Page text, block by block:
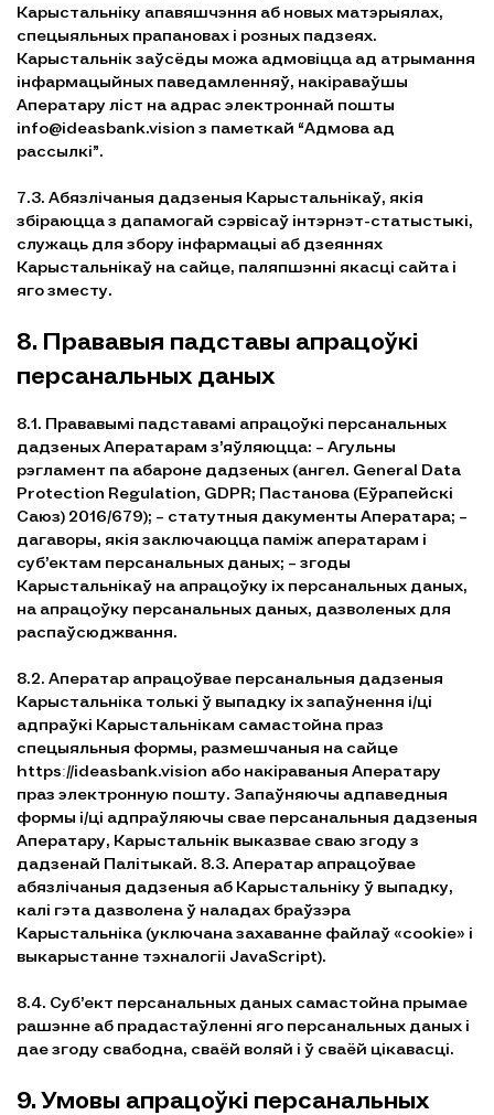
Карыстальніку апавяшчэння аб новых матэрыялах,
спецыяльных прапановах і розных падзеях.
Карыстальнік заўсёды можа адмовіцца ад атрымання
інфармацыйных паведамленняў, накіраваўшы
Аператару ліст на адрас электроннай пошты
info@ideasbank.vision з паметкай “Адмова ад
рассылкі”.
7.3. Абязлічаныя дадзеныя Карыстальнікаў, якія
збіраюцца з дапамогай сэрвісаў інтэрнэт-статыстыкі,
служаць для збору інфармацыі аб дзеяннях
Карыстальнікаў на сайце, паляпшэнні якасці сайта і
яго зместу.
8. Прававыя падставы апрацоўкі
персанальных даных
8.1. Прававымі падставамі апрацоўкі персанальных
дадзеных Аператарам з’яўляюцца: – Агульны
рэгламент па абароне дадзеных (ангел. General Data
Protection Regulation, GDPR; Пастанова (Еўрапейскі
Саюз) 2016/679); – статутныя дакументы Аператара; –
дагаворы, якія заключаюцца паміж аператарам і
суб’ектам персанальных даных; – згоды
Карыстальнікаў на апрацоўку іх персанальных даных,
на апрацоўку персанальных даных, дазволеных для
распаўсюджвання.
8.2. Аператар апрацоўвае персанальныя дадзеныя
Карыстальніка толькі ў выпадку іх запаўнення і/ці
адпраўкі Карыстальнікам самастойна праз
спецыяльныя формы, размешчаныя на сайце
httpsː//ideasbank.vision або накіраваныя Аператару
праз электронную пошту. Запаўняючы адпаведныя
формы і/ці адпраўляючы свае персанальныя дадзеныя
Аператару, Карыстальнік выказвае сваю згоду з
дадзенай Палітыкай. 8.3. Аператар апрацоўвае
абязлічаныя дадзеныя аб Карыстальніку ў выпадку,
калі гэта дазволена ў наладах браўзэра
Карыстальніка (уключана захаванне файлаў «cookie» і
выкарыстанне тэхналогіі JavaScript).
8.4. Суб’ект персанальных даных самастойна прымае
рашэнне аб прадастаўленні яго персанальных даных і
дае згоду свабодна, сваёй воляй і ў сваёй цікавасці.
9. Умовы апрацоўкі персанальных